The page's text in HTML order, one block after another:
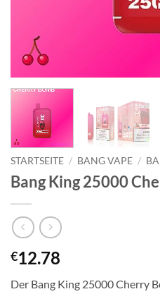
STARTSEITE / BANG VAPE /
Bang King 25000
€12.78
Der Bang King 25000 Cherry